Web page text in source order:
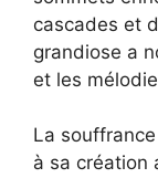
cascades et
grandiose a
et les
La
à sa création